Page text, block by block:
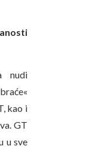
nudi
kao i
GT
u sve